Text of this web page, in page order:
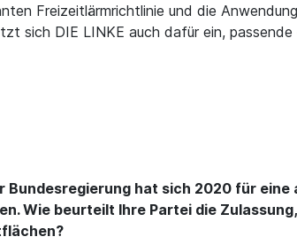
Freizeitlärmrichtlinie und die
sich DIE LINKE auch dafür ein,
hat sich 2020 für
Wie beurteilt Ihre Partei die